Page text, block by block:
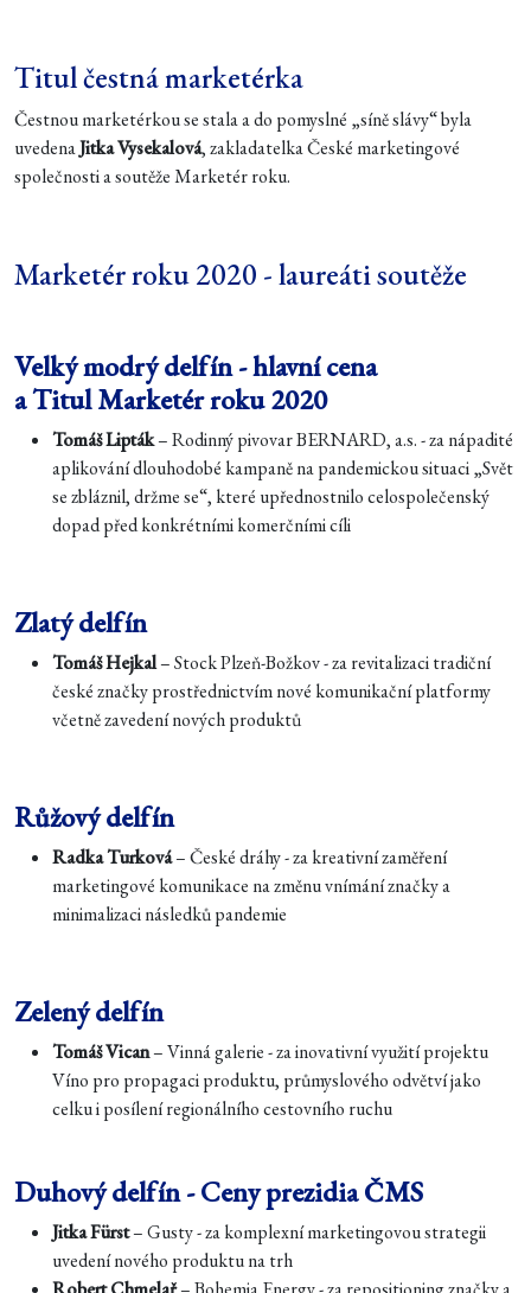
Titul čestná marketérka
Čestnou marketérkou se stala a do pomyslné „síně slávy“ byla
uvedenaJitka Vysekalová, zakladatelka České marketingové
společnosti a soutěže Marketér roku.
Marketér roku 2020 - laureáti soutěže
Velký modrý delfín - hlavní cena
a Titul Marketér roku 2020
Tomáš Lipták– Rodinný pivovar BERNARD, a.s. - za nápadité
aplikování dlouhodobé kampaně na pandemickou situaci „Svět
se zbláznil, držme se“, které upřednostnilo celospolečenský
dopad před konkrétními komerčními cíli
Zlatý delfín
Tomáš Hejkal– Stock Plzeň-Božkov - za revitalizaci tradiční
české značky prostřednictvím nové komunikační platformy
včetně zavedení nových produktů
Růžový delfín
Radka Turková– České dráhy - za kreativní zaměření
marketingové komunikace na změnu vnímání značky a
minimalizaci následků pandemie
Zelený delfín
Tomáš Vican– Vinná galerie - za inovativní využití projektu
Víno pro propagaci produktu, průmyslového odvětví jako
celku i posílení regionálního cestovního ruchu
Duhový delfín - Ceny prezidia ČMS
Jitka Fürst– Gusty - za komplexní marketingovou strategii
uvedení nového produktu na trh